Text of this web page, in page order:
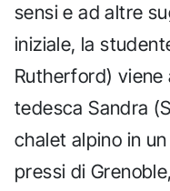
sensi e ad altre
iniziale, la
Rutherford)
tedesca Sandra
chalet alpino in
pressi di